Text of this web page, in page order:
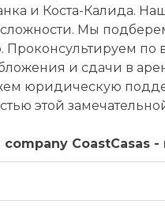
и Коста-Калида.
сложности. Мы
Проконсультируем
и сдачи в
юридическую
этой
CoastCasas